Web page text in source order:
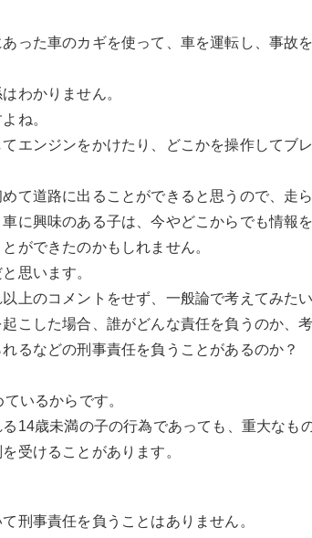
った車のカギを使って、車を運転し、事故
わかりません。
ね。
エンジンをかけたり、どこかを操作してブ
て道路に出ることができると思うので、走
に興味のある子は、今やどこからでも情報
ができたのかもしれません。
思います。
上のコメントをせず、一般論で考えてみたい
こした場合、誰がどんな責任を負うのか、
るなどの刑事責任を負うことがあるのか？
いるからです。
14歳未満の子の行為であっても、重大なも
受けることがあります。
刑事責任を負うことはありません。